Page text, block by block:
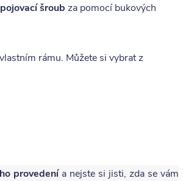
šroub za pomocí bukových
rámu. Můžete si vybrat z
provedenía nejste si jisti, zda se vám